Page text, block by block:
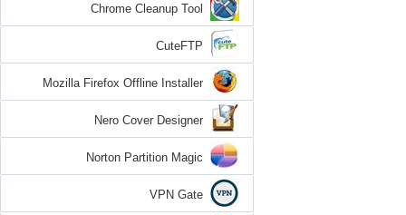
Chrome Cleanup Tool
CuteFTP
Mozilla Firefox Offline Installer
Nero Cover Designer
Norton Partition Magic
VPN Gate